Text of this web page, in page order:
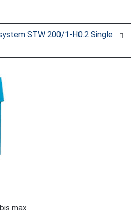
STW 200/1-H0.2 Single
max